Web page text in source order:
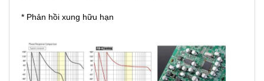
* Phản hồi xung hữu hạn